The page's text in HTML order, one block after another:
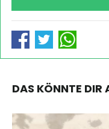
DAS KÖNNTE DIR